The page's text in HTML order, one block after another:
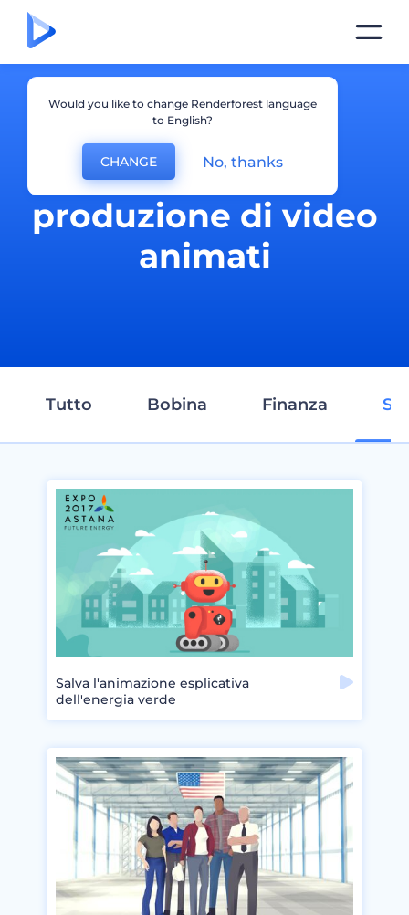
Spiegazione e
produzione di video
animati
Tutto Bobina Finanza
Salva l'animazione esplicativa
dell'energia verde
Would you like to change Renderforest language
to English?
CHANGE No, thanks